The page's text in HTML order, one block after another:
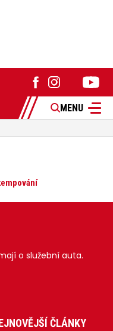
MENU
o služební auta.
ČLÁNKY